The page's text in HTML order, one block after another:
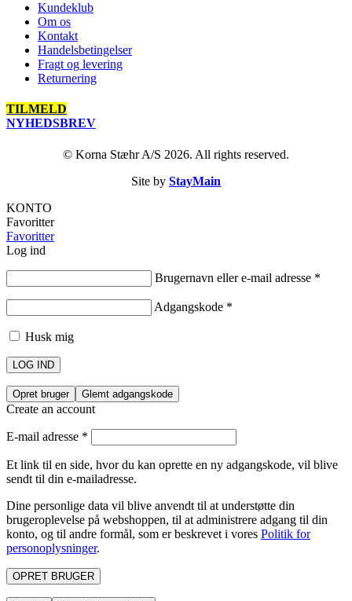
Kundeklub
Om os
Kontakt
Handelsbetingelser
Fragt og levering
Returnering
TILMELD
NYHEDSBREV
© Korna Stæhr A/S 2026. All rights reserved.
Site by StayMain
KONTO
Favoritter
Favoritter
Log ind
Brugernavn eller e-mail adresse *
Adgangskode *
Husk mig
LOG IND
Opret bruger Glemt adgangskode
Create an account
E-mail adresse *
Et link til en side, hvor du kan oprette en ny adgangskode, vil blive
sendt til din e-mailadresse.
Dine personlige data vil blive anvendt til at understøtte din
brugeroplevelse på webshoppen, til at administrere adgang til din
konto, og til andre formål, som er beskrevet i vores Politik for
personoplysninger.
OPRET BRUGER